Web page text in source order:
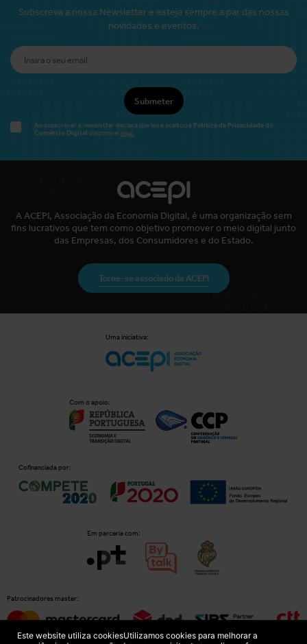
Subscreva a nossa Newsletter e esteja sempre a par das nossas
novidades e eventos.
Submeter
Ao subscrever a newsletter declara que leu e aceitou a Política de Privacidadedo
Comércio Digital disponível aqui.
A ACEPI, Associação da Economia Digital, é uma organização sem
fins lucrativos que tem como objetivo promover o meio digital junto
das Empresas, dos Consumidores e do Estado.
Torne-se associado da ACEPI
Uma iniciativa:
Com o apoio:
Cofinanciada por:
Em parceria com:
Patrocinadores master:
Este website utiliza cookiesUtilizamos cookies para melhorar a